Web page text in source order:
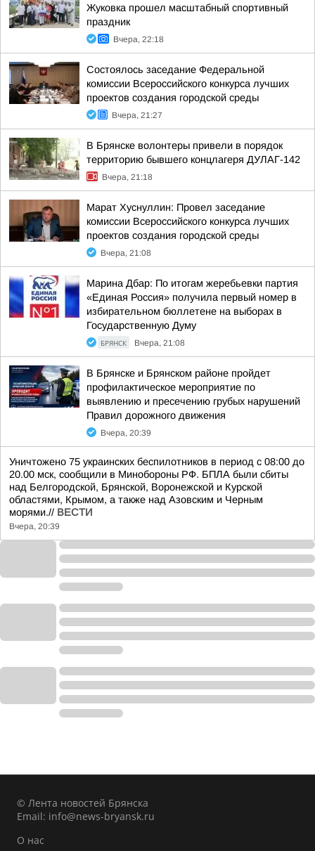
Жуковка прошел масштабный спортивный
праздник
Вчера, 22:18
Состоялось заседание Федеральной
комиссии Всероссийского конкурса лучших
проектов создания городской среды
Вчера, 21:27
В Брянске волонтеры привели в порядок
территорию бывшего концлагеря ДУЛАГ-142
Вчера, 21:18
Марат Хуснуллин: Провел заседание
комиссии Всероссийского конкурса лучших
проектов создания городской среды
Вчера, 21:08
Марина Дбар: По итогам жеребьевки партия
«Единая Россия» получила первый номер в
избирательном бюллетене на выборах в
Государственную Думу
БРЯНСК Вчера, 21:08
В Брянске и Брянском районе пройдет
профилактическое мероприятие по
выявлению и пресечению грубых нарушений
Правил дорожного движения
Вчера, 20:39
Уничтожено 75 украинских беспилотников в период с 08:00 до
20.00 мск, сообщили в Минобороны РФ. БПЛА были сбиты
над Белгородской, Брянской, Воронежской и Курской
областями, Крымом, а также над Азовским и Черным
морями.// ВЕСТИ
Вчера, 20:39
© Лента новостей Брянска
Email: info@news-bryansk.ru
О нас